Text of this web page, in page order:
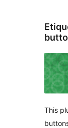
This